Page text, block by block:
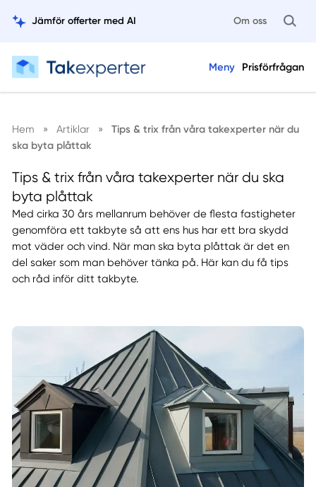
Jämför offerter med AI Om oss
Meny Prisförfrågan
Hem » Artiklar »
Tips & trix från våra takexperter när du
ska byta plåttak
Tips & trix från våra takexperter när du ska
byta plåttak
Med cirka 30 års mellanrum behöver de flesta fastigheter
genomföra ett takbyte så att ens hus har ett bra skydd
mot väder och vind. När man ska byta plåttak är det en
del saker som man behöver tänka på. Här kan du få tips
och råd inför ditt takbyte.